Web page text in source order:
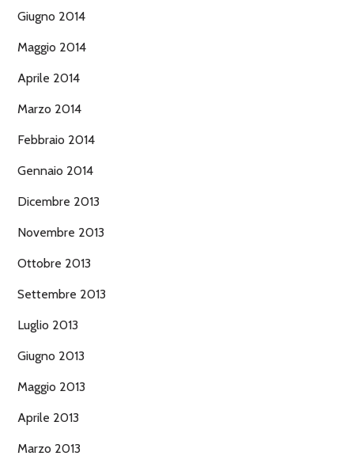
Giugno 2014
Maggio 2014
Aprile 2014
Marzo 2014
Febbraio 2014
Gennaio 2014
Dicembre 2013
Novembre 2013
Ottobre 2013
Settembre 2013
Luglio 2013
Giugno 2013
Maggio 2013
Aprile 2013
Marzo 2013